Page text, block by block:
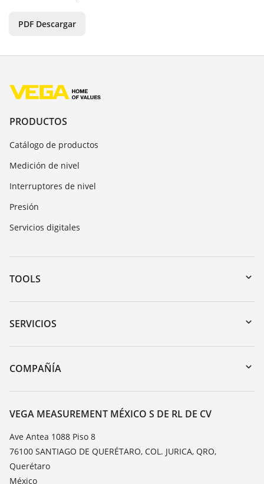
PDF Descargar
PRODUCTOS
Catálogo de productos
Medición de nivel
Interruptores de nivel
Presión
Servicios digitales
TOOLS
Zona de descarga
Búsqueda por número de serie
DTM Collection/PACTware
SERVICIOS
Devolución de instrumentos
Cursos de formacion
TeamViewer
COMPAÑÍA
Acerca de VEGA
Contacto
Notícias
Prensa
Blog
VEGA MEASUREMENT MÉXICO S DE RL DE CV
Ave Antea 1088 Piso 8
76100 SANTIAGO DE QUERÉTARO, COL. JURICA, QRO,
Querétaro
México